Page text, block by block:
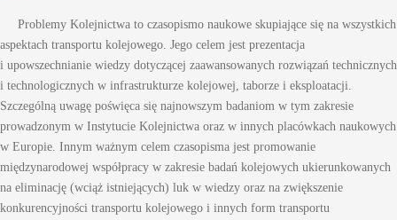
Problemy Kolejnictwa to czasopismo naukowe skupiające się na wszystkich
aspektach transportu kolejowego. Jego celem jest prezentacja
i upowszechnianie wiedzy dotyczącej zaawansowanych rozwiązań technicznych
i technologicznych w infrastrukturze kolejowej, taborze i eksploatacji.
Szczególną uwagę poświęca się najnowszym badaniom w tym zakresie
prowadzonym w Instytucie Kolejnictwa oraz w innych placówkach naukowych
w Europie. Innym ważnym celem czasopisma jest promowanie
międzynarodowej współpracy w zakresie badań kolejowych ukierunkowanych
na eliminację (wciąż istniejących) luk w wiedzy oraz na zwiększenie
konkurencyjności transportu kolejowego i innych form transportu